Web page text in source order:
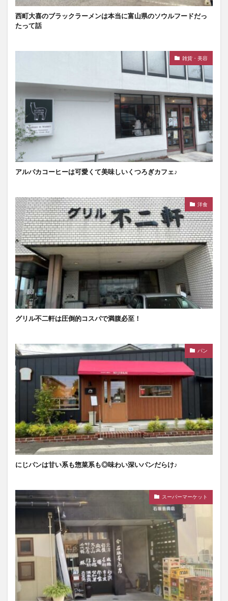
西町大喜のブラックラーメンは本当に富山県のソウルフードだっ
たって話
雑貨・美容
アルパカコーヒーは可愛くて美味しいくつろぎカフェ♪
洋食
グリル不二軒は圧倒的コスパで満腹必至！
パン
にじパンは甘い系も惣菜系も◎味わい深いパンだらけ♪
スーパーマーケット